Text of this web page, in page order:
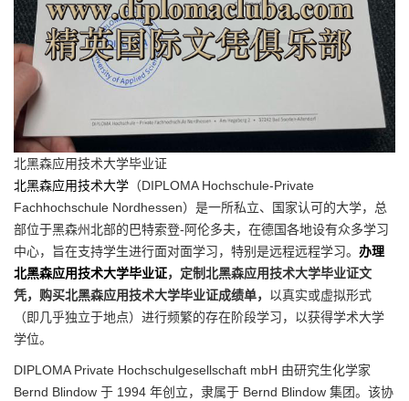
北黑森应用技术大学毕业证
北黑森应用技术大学 （DIPLOMA Hochschule-Private
Fachhochschule Nordhessen）是一所私立、国家认可的大学，总
部位于黑森州北部的巴特索登-阿伦多夫，在德国各地设有众多学习
中心，旨在支持学生进行面对面学习，特别是远程远程学习。 办理
北黑森应用技术大学毕业证，定制北黑森应用技术大学毕业证文
凭，购买北黑森应用技术大学毕业证成绩单， 以真实或虚拟形式
（即几乎独立于地点）进行频繁的存在阶段学习，以获得学术大学
学位。
DIPLOMA Private Hochschulgesellschaft mbH 由研究生化学家
Bernd Blindow 于 1994 年创立，隶属于 Bernd Blindow 集团。该协